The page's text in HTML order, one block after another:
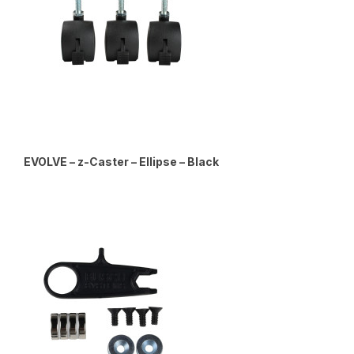
EVOLVE – z-Caster – Ellipse – Black